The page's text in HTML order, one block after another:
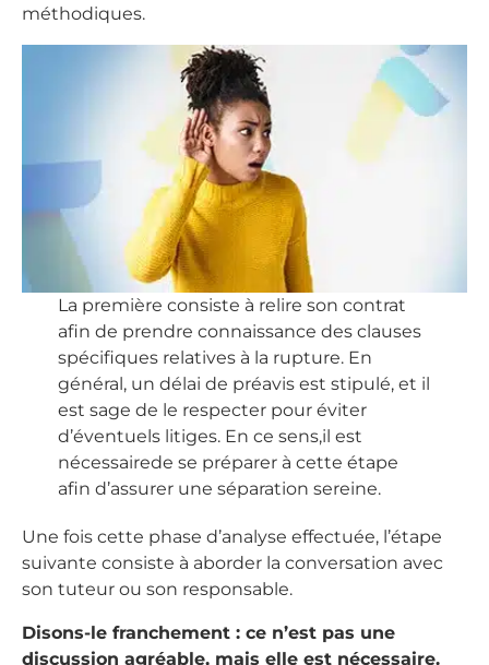
méthodiques.
La première consiste à relire son contrat
afin de prendre connaissance des clauses
spécifiques relatives à la rupture. En
général, un délai de préavis est stipulé, et il
est sage de le respecter pour éviter
d’éventuels litiges. En ce sens,il est
nécessairede se préparer à cette étape
afin d’assurer une séparation sereine.
Une fois cette phase d’analyse effectuée, l’étape
suivante consiste à aborder la conversation avec
son tuteur ou son responsable.
Disons-le franchement : ce n’est pas une
discussion agréable, mais elle est nécessaire.